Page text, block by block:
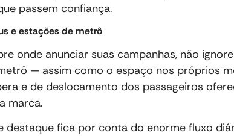
passem confiança.
e estações de metrô
onde anunciar suas campanhas, não
— assim como o espaço nos próprios
e de deslocamento dos passageiros
marca.
destaque fica por conta do enorme fluxo